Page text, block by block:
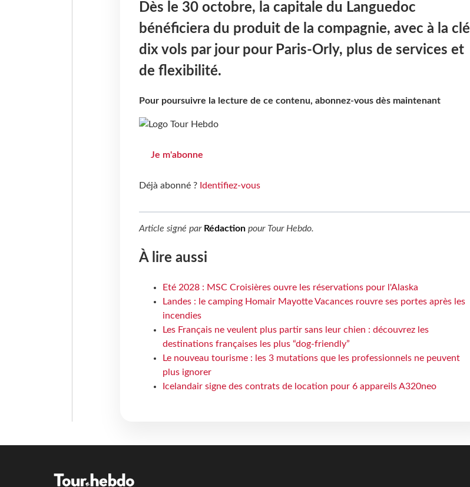
Dès le 30 octobre, la capitale du Languedoc
bénéficiera du produit de la compagnie, avec à la clé
dix vols par jour pour Paris-Orly, plus de services et
de flexibilité.
Pour poursuivre la lecture de ce contenu, abonnez-vous dès maintenant
Je m'abonne
Déjà abonné ? Identifiez-vous
Article signé par Rédactionpour Tour Hebdo.
À lire aussi
Eté 2028 : MSC Croisières ouvre les réservations pour l'Alaska
Landes : le camping Homair Mayotte Vacances rouvre ses portes après les
incendies
Les Français ne veulent plus partir sans leur chien : découvrez les
destinations françaises les plus “dog-friendly”
Le nouveau tourisme : les 3 mutations que les professionnels ne peuvent
plus ignorer
Icelandair signe des contrats de location pour 6 appareils A320neo